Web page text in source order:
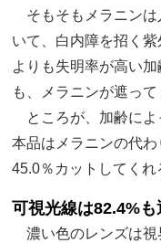
そもそもメラニンは
いて、白内障を招く
よりも失明率が高い
も、メラニンが遮って
ところが、加齢によ
本品はメラニンの代
45.0％カットしてくれ
可視光線は82.4%も
濃い色のレンズは視